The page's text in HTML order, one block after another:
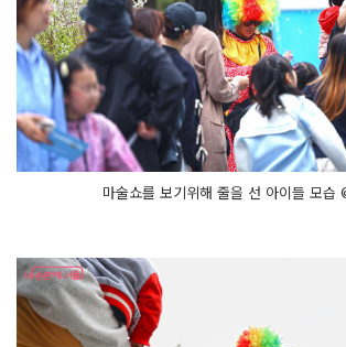
마술쇼를 보기위해 줄을 선 아이들 모습